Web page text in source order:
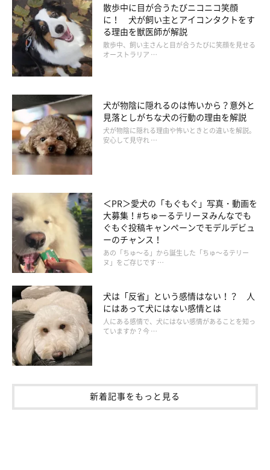
View this post on Instagram
まめちゃんこと、柴のまめたろうくん。飼い主さんによると「甘
噛み全盛期」らしく、首に巻かれたバンダナをカミカミしていま
す！
仰向けになって、両手をピーンと伸ばしながらの甘噛み……とっ
散歩中に目が合うたびニコニコ笑顔
に！ 犬が飼い主とアイコンタクトをす
る理由を獣医師が解説
散歩中、飼い主さんと目が合うたびに笑顔を見せる
オーストラリア …
犬が物陰に隠れるのは怖いから？意外と
見落としがちな犬の行動の理由を解説
犬が物陰に隠れる理由や怖いときとの違いを解説。
安心して見守れ …
＜PR＞愛犬の「もぐもぐ」写真・動画を
大募集！#ちゅーるテリーヌみんなでも
ぐもぐ投稿キャンペーンでモデルデビュ
ーのチャンス！
あの「ちゅ～る」から誕生した「ちゅ～るテリー
ヌ」をご存じです …
犬は「反省」という感情はない！？ 人
にはあって犬にはない感情とは
人にある感情で、犬にはない感情があることを知っ
ていますか？今 …
新着記事をもっと見る